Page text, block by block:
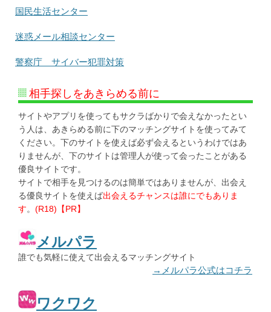
国民生活センター
迷惑メール相談センター
警察庁 サイバー犯罪対策
相手探しをあきらめる前に
サイトやアプリを使ってもサクラばかりで会えなかったとい
う人は、あきらめる前に下のマッチングサイトを使ってみて
ください。下のサイトを使えば必ず会えるというわけではあ
りませんが、下のサイトは管理人が使って会ったことがある
優良サイトです。
サイトで相手を見つけるのは簡単ではありませんが、出会え
る優良サイトを使えば出会えるチャンスは誰にでもありま
す。 (R18)【PR】
メルパラ
誰でも気軽に使えて出会えるマッチングサイト
→メルパラ公式はコチラ
ワクワク